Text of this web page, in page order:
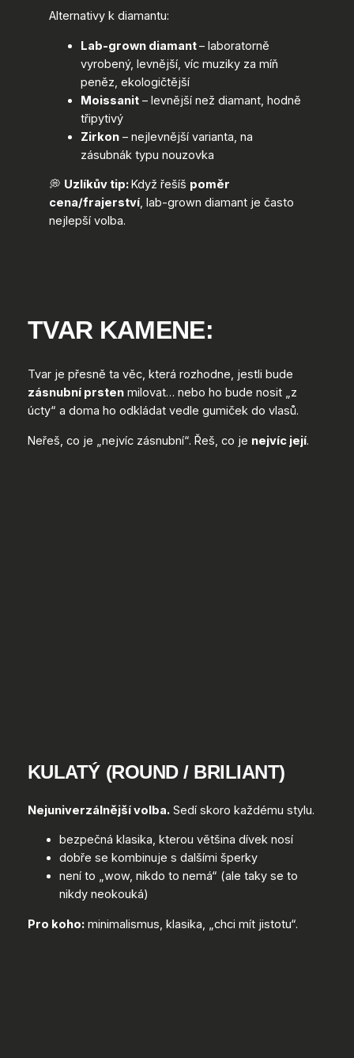
Alternativy k diamantu:
Lab-grown diamant– laboratorně
vyrobený, levnější, víc muziky za míň
peněz, ekologičtější
Moissanit– levnější než diamant, hodně
třipytivý
Zirkon– nejlevnější varianta, na
zásubnák typu nouzovka
💭 Uzlíkův tip: Když řešíš poměr
cena/frajerství, lab-grown diamant je často
nejlepší volba.
TVAR KAMENE:
Tvar je přesně ta věc, která rozhodne, jestli bude
zásnubní prstenmilovat… nebo ho bude nosit „z
úcty“ a doma ho odkládat vedle gumiček do vlasů.
Neřeš, co je „nejvíc zásnubní“. Řeš, co je nejvíc její.
KULATÝ (ROUND / BRILIANT)
Nejuniverzálnější volba.Sedí skoro každému stylu.
bezpečná klasika, kterou většina dívek nosí
dobře se kombinuje s dalšími šperky
není to „wow, nikdo to nemá“ (ale taky se to
nikdy neokouká)
Pro koho:minimalismus, klasika, „chci mít jistotu“.